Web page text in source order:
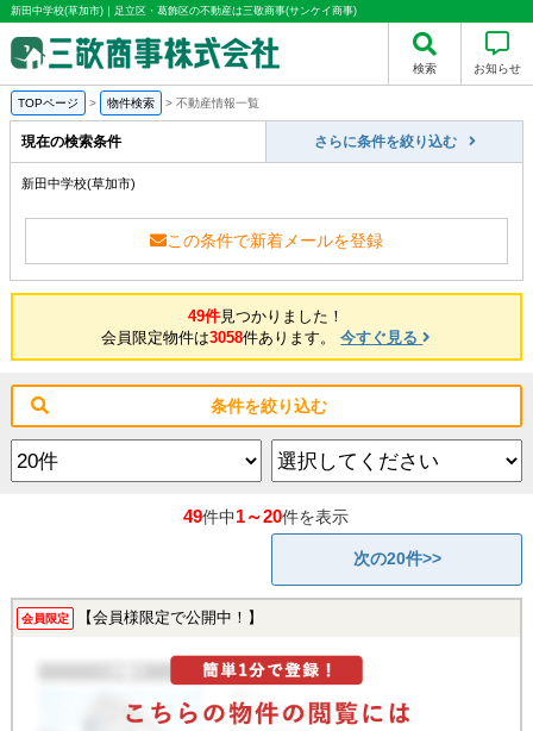
新田中学校(草加市)｜足立区・葛飾区の不動産は三敬商事(サンケイ商事)
検索 お知らせ
TOPページ > 物件検索 > 不動産情報一覧
現在の検索条件 さらに条件を絞り込む
新田中学校(草加市)
この条件で新着メールを登録
49件見つかりました！
会員限定物件は3058件あります。今すぐ見る
条件を絞り込む
49件中1～20件を表示
次の20件>>
会員限定 【会員様限定で公開中！】